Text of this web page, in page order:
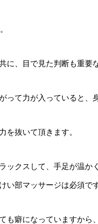
、目で見た判断も重要
って力が入っていると、
抜いて頂きます。
ックスして、手足が温か
い部マッサージは必須で
も癖になっていますから